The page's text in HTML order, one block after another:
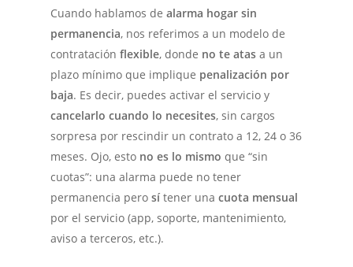
Cuando hablamos dealarma hogar sin
permanencia, nos referimos a un modelo de
contrataciónflexible, donde no te atas a un
plazo mínimo que implique penalización por
baja. Es decir, puedes activar el servicio y
cancelarlo cuando lo necesites, sin cargos
sorpresa por rescindir un contrato a 12, 24 o 36
meses. Ojo, esto no es lo mismo que “sin
cuotas”: una alarma puede no tener
permanencia perosí tener unacuota mensual
por el servicio (app, soporte, mantenimiento,
aviso a terceros, etc.).